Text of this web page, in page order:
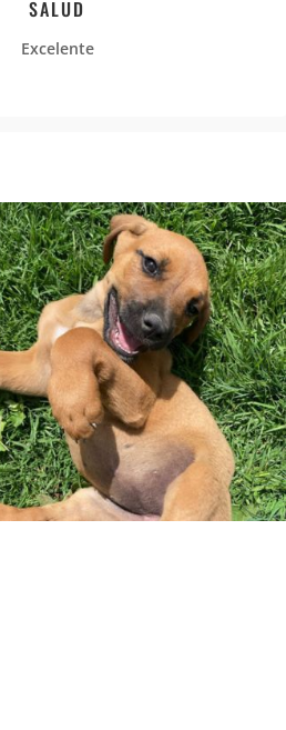
SALUD
Excelente